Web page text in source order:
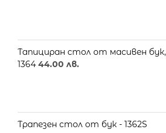
Тапициран стол от масивен
1364 44.00 лв.
Трапезен стол от бук - 1362S